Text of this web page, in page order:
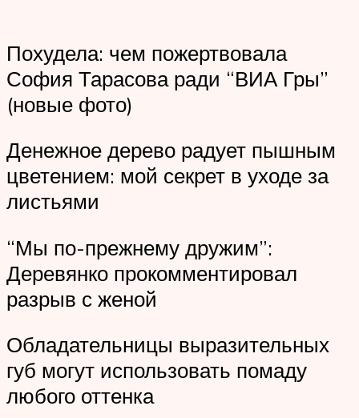
Похудела: чем пожертвовала
София Тарасова ради “ВИА Гры”
(новые фото)
Денежное дерево радует пышным
цветением: мой секрет в уходе за
листьями
“Мы по-прежнему дружим”:
Деревянко прокомментировал
разрыв с женой
Обладательницы выразительных
губ могут использовать помаду
любого оттенка